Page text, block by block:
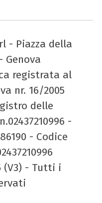
- Piazza della
registrata al
nr. 16/2005
delle
-
- Codice
(V3) - Tutti i